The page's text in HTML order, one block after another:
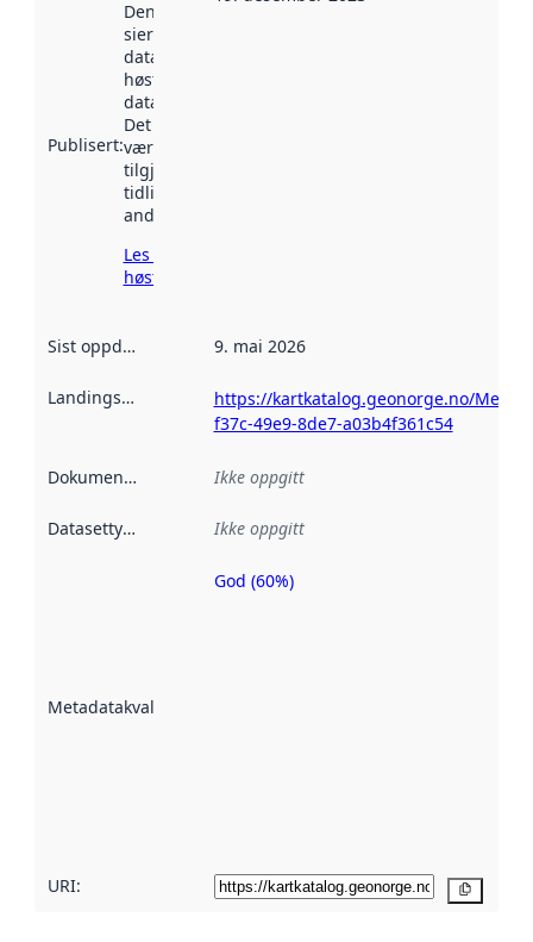
Publisert:
Denne datoen
sier når
datasettet ble
høstet av
data.norge.no.
Det kan ha
vært
tilgjengelig
tidligere
andre steder.
Les mer om
høsting her
Sist oppdatert 9. mai 2026
Landingsside
https://kartkatalog.geonorge.no/
f37c-49e9-8de7-a03b4f361c54
Dokumentasjon Ikke oppgitt
Datasettype Ikke oppgitt
Metadatakvalitet
Metadatakvalitet
God (60%)
URI: